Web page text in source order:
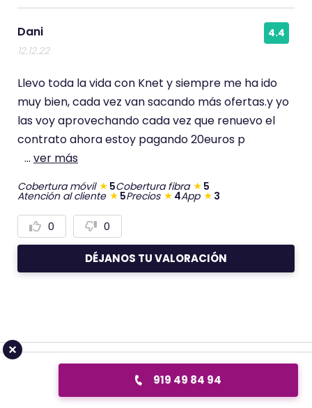
919 49 84 94
Dani
12.12.22
4.4
Llevo toda la vida con Knet y siempre me ha ido
muy bien, cada vez van sacando más ofertas.y yo
las voy aprovechando cada vez que renuevo el
contrato ahora estoy pagando 20euros p
... ver más
Cobertura móvil 5Cobertura fibra 5
Atención al cliente 5Precios 4App 3
V
o
r
v
a
0 V
o
t
a
r
v
a
m
t
0
DÉJANOS TU VALORACIÓN
Preguntas de los usuarios